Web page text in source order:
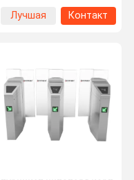
Лучшая
Контакт